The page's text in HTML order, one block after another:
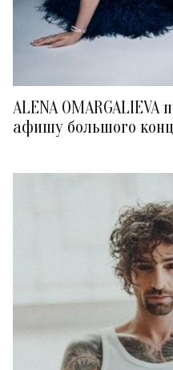
ALENA
афишу большого